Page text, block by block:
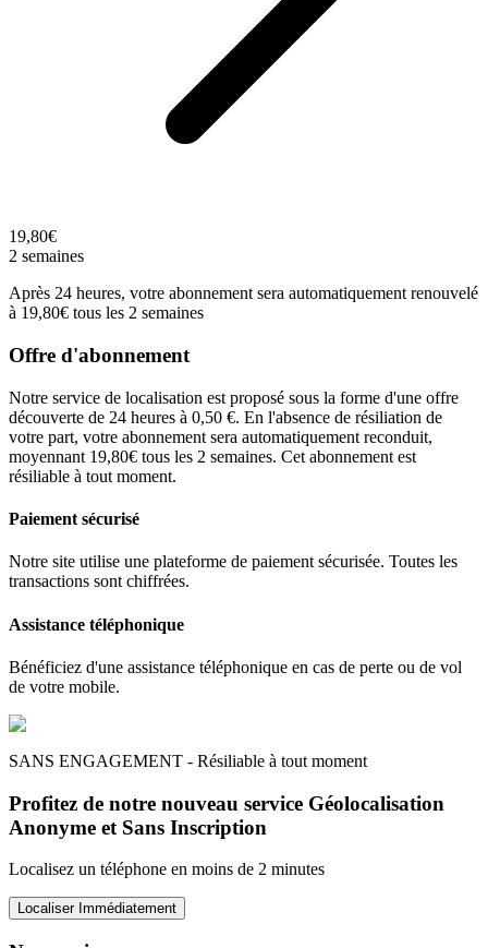
19,80€
2 semaines
Après 24 heures, votre abonnement sera automatiquement renouvelé
à 19,80€ tous les 2 semaines
Offre d'abonnement
Notre service de localisation est proposé sous la forme d'une offre
découverte de 24 heures à 0,50 €. En l'absence de résiliation de
votre part, votre abonnement sera automatiquement reconduit,
moyennant 19,80€ tous les 2 semaines. Cet abonnement est
résiliable à tout moment.
Paiement sécurisé
Notre site utilise une plateforme de paiement sécurisée. Toutes les
transactions sont chiffrées.
Assistance téléphonique
Bénéficiez d'une assistance téléphonique en cas de perte ou de vol
de votre mobile.
SANS ENGAGEMENT - Résiliable à tout moment
Profitez de notre nouveau service Géolocalisation
Anonyme et Sans Inscription
Localisez un téléphone en moins de 2 minutes
Localiser Immédiatement